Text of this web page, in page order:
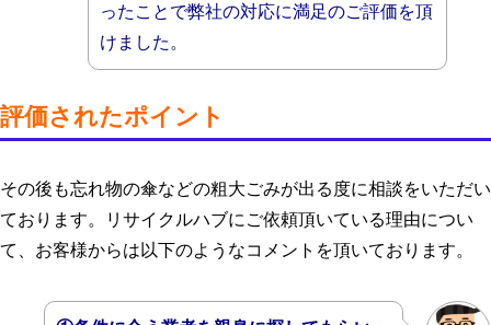
ったことで弊社の対応に満足のご評価を頂
けました。
評価されたポイント
その後も忘れ物の傘などの粗大ごみが出る度に相談をいただい
ております。リサイクルハブにご依頼頂いている理由につい
て、お客様からは以下のようなコメントを頂いております。